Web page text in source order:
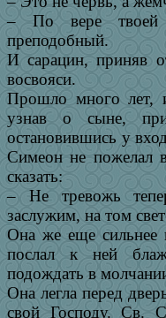
– По вере твоей
преподобный.
И сарацин, приняв
восвояси.
Прошло много лет,
узнав о сыне,
остановившись у
Симеон не пожелал
сказать:
– Не тревожь
заслужим, на том
Она же еще сильнее
послал к ней
подождать в
Она легла перед
свой Господу. Св.